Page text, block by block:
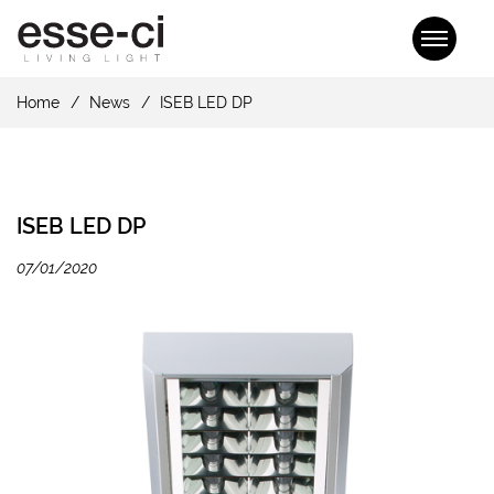
Home News ISEB LED DP
ISEB LED DP
07/01/2020